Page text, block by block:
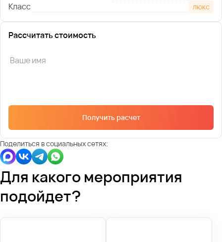
Класс
люкс
Рассчитать стоимость
Получить расчет
Поделиться в социальных сетях:
Для какого мероприятия
подойдет?